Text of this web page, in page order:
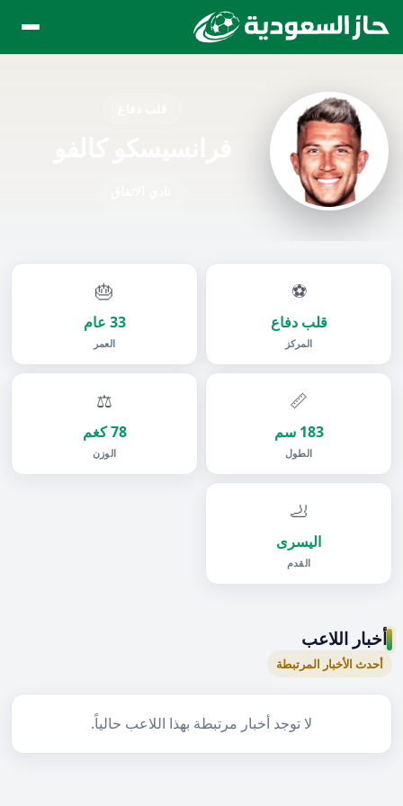
⚽
قلب دفاع
المركز
🎂
33 عام
العمر
📏
183 سم
الطول
⚖️
78 كغم
الوزن
🦶
اليسرى
القدم
أخبار اللاعب
أحدث الأخبار المرتبطة
لا توجد أخبار مرتبطة بهذا اللاعب حالياً.